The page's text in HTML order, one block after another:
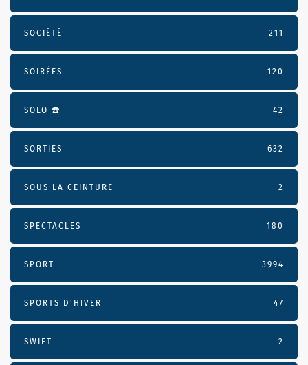
SOCIÉTÉ 211
SOIRÉES 120
SOLO ☎️ 42
SORTIES 632
SOUS LA CEINTURE 2
SPECTACLES 180
SPORT 3994
SPORTS D'HIVER 47
SWIFT 2